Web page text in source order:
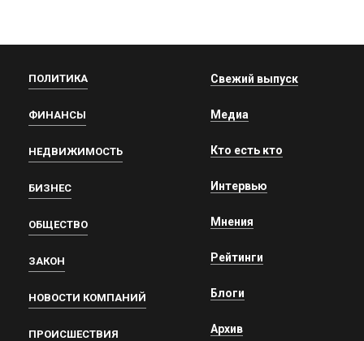
ПОЛИТИКА
ФИНАНСЫ
НЕДВИЖИМОСТЬ
БИЗНЕС
ОБЩЕСТВО
ЗАКОН
НОВОСТИ КОМПАНИЙ
ПРОИСШЕСТВИЯ
Свежий выпуск
Медиа
Кто есть кто
Интервью
Мнения
Рейтинги
Блоги
Архив